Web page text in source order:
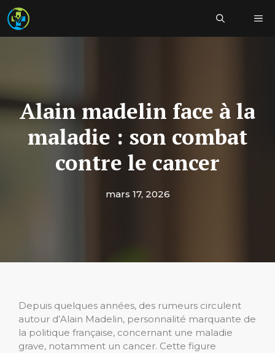
Aller
au
contenu
Alain madelin face à la
maladie : son combat
contre le cancer
mars 17, 2026
Depuis quelques années, des rumeurs circulent
autour d’Alain Madelin, personnalité marquante de
la politique française, concernant une maladie
grave, notamment un cancer. Cette figure